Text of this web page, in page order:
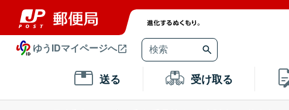
ゆうIDマイページへ
送る 受け取る